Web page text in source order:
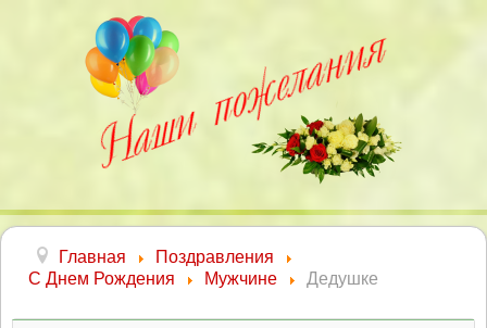
Главная
Поздравления
С Днем Рождения
Мужчине Дедушке